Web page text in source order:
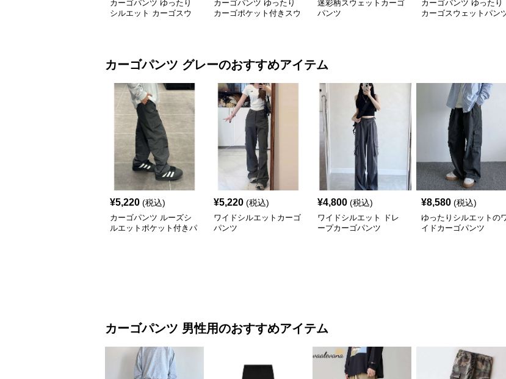
カーゴパンツ ゆったり
シルエット カーゴスウ
カーゴパンツ ゆったり
カーゴポケット付きスウ
迷彩柄スウェットカーゴ
パンツ
カーゴパンツ ゆったり
カーゴスウェットパン
カーゴパンツ グレーのおすすめアイテム
¥5,220 (税込)
カーゴパンツ ルーズシ
ルエットポケット付きパ
¥5,220 (税込)
ワイドシルエットカーゴ
パンツ
¥4,800 (税込)
ワイドシルエット ドレ
ープカーゴパンツ
¥8,580 (税込)
ゆったりシルエットの
イドカーゴパンツ
カーゴパンツ 男性用のおすすめアイテム